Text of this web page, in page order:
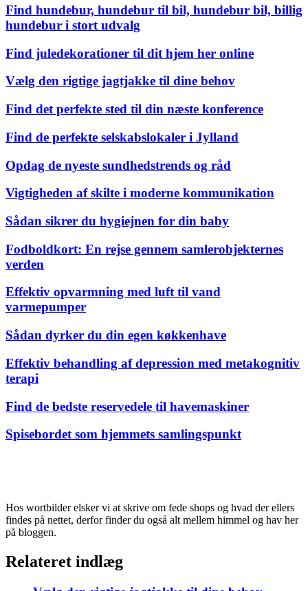
Find hundebur, hundebur til bil, hundebur bil, billig
hundebur i stort udvalg
Find juledekorationer til dit hjem her online
Vælg den rigtige jagtjakke til dine behov
Find det perfekte sted til din næste konference
Find de perfekte selskabslokaler i Jylland
Opdag de nyeste sundhedstrends og råd
Vigtigheden af skilte i moderne kommunikation
Sådan sikrer du hygiejnen for din baby
Fodboldkort: En rejse gennem samlerobjekternes
verden
Effektiv opvarmning med luft til vand
varmepumper
Sådan dyrker du din egen køkkenhave
Effektiv behandling af depression med metakognitiv
terapi
Find de bedste reservedele til havemaskiner
Spisebordet som hjemmets samlingspunkt
Hos wortbilder elsker vi at skrive om fede shops og hvad der ellers
findes på nettet, derfor finder du også alt mellem himmel og hav her
på bloggen.
Relateret indlæg